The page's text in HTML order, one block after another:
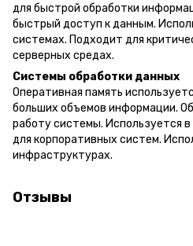
для быстрой обработки
быстрый доступ к данным.
системах. Подходит для
серверных средах.
Системы обработки данных
Оперативная память
больших объемов информации.
работу системы. Используется
для корпоративных систем.
инфраструктурах.
Отзывы